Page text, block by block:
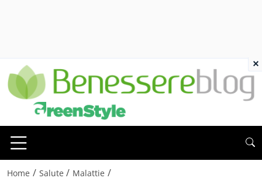
Home / Salute / Malattie /
×